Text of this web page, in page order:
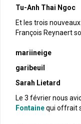
Tu-Anh Thai Ngoc
Et les trois
François Reynaert
mariineige
garibeuil
Sarah Lietard
Le 3 février nous
Fontainequi offrait